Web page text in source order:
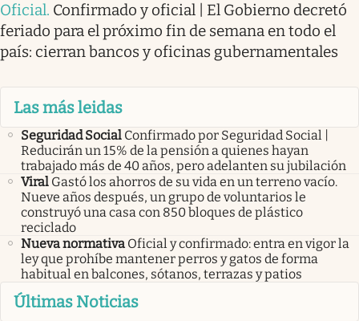
Oficial. Confirmado y oficial | El Gobierno decretó
feriado para el próximo fin de semana en todo el
país: cierran bancos y oficinas gubernamentales
Las más leidas
Seguridad Social Confirmado por Seguridad Social |
Reducirán un 15% de la pensión a quienes hayan
trabajado más de 40 años, pero adelanten su jubilación
Viral Gastó los ahorros de su vida en un terreno vacío.
Nueve años después, un grupo de voluntarios le
construyó una casa con 850 bloques de plástico
reciclado
Nueva normativa Oficial y confirmado: entra en vigor la
ley que prohíbe mantener perros y gatos de forma
habitual en balcones, sótanos, terrazas y patios
Últimas Noticias